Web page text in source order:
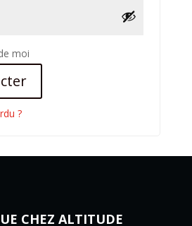
moi
?
CHEZ ALTITUDE